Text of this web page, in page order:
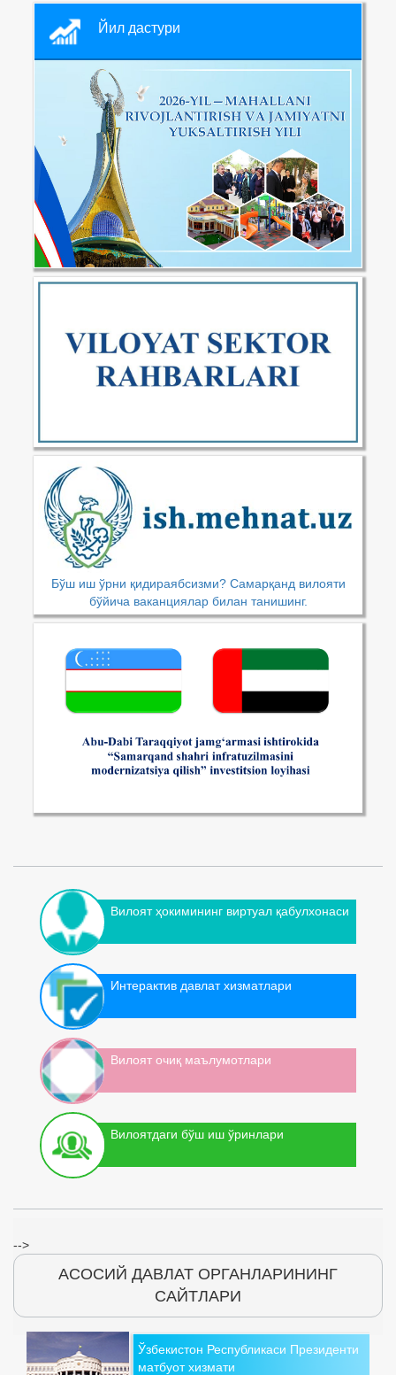
Йил дастури
Бўш иш ўрни қидираябсизми? Самарқанд вилояти
бўйича ваканциялар билан танишинг.
Вилоят ҳокимининг виртуал қабулхонаси
Интерактив давлат хизматлари
Вилоят очиқ маълумотлари
Вилоятдаги бўш иш ўринлари
-->
АСОСИЙ ДАВЛАТ ОРГАНЛАРИНИНГ
САЙТЛАРИ
Ўзбекистон Республикаси Президенти
матбуот хизмати